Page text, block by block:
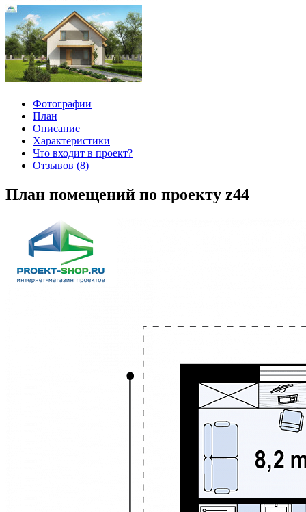
Фотографии
План
Описание
Характеристики
Что входит в проект?
Отзывов (8)
План помещений по проекту z44